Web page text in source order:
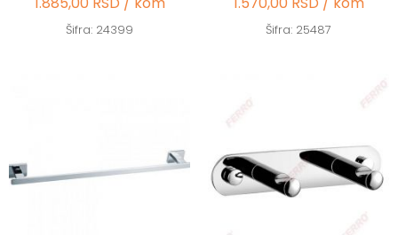
Šifra: 24399 Šifra: 25487